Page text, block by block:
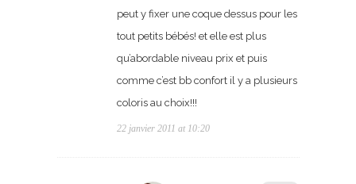
peut y fixer une coque dessus pour les
tout petits bébés! et elle est plus
qu’abordable niveau prix et puis
comme c’est bb confort il y a plusieurs
coloris au choix!!!
22 janvier 2011 at 10:20